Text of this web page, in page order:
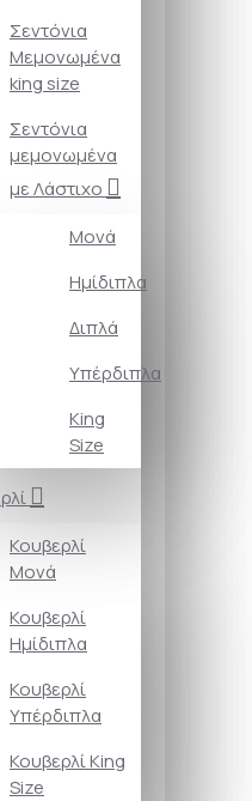
Σεντόνια
Μεμονωμένα
king size
Σεντόνια
μεμονωμένα
με Λάστιχο
Μονά
Ημίδιπλα
Διπλά
Υπέρδιπλα
King
Size
Κουβερλί
Μονά
Κουβερλί
Ημίδιπλα
Κουβερλί
Υπέρδιπλα
Κουβερλί King
Size